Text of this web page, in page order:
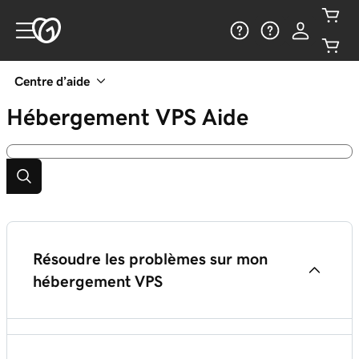
Centre d’aide
Hébergement VPS Aide
Résoudre les problèmes sur mon
hébergement VPS